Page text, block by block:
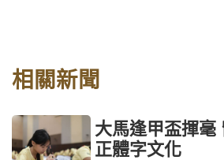
相關新聞
大馬逢甲盃揮毫
正體字文化